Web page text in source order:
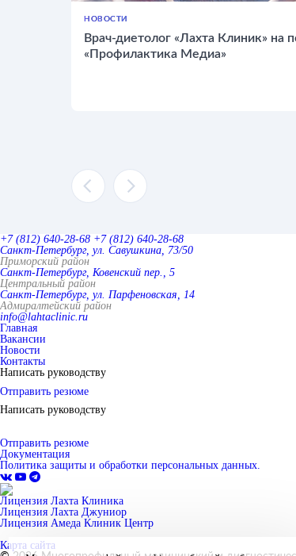
НОВОСТИ
Врач-диетолог «Лахта Клиник» на
«Профилактика Медиа»
+7 (812) 640-28-68 +7 (812) 640-28-68
Санкт-Петербург, ул. Савушкина, 73/50
Приморский район
Санкт-Петербург, Ковенский пер., 5
Центральный район
Санкт-Петербург, ул. Парфеновская, 14
Адмиралтейский район
info@lahtaclinic.ru
Главная
Вакансии
Новости
Контакты
Написать руководству
Отправить резюме
Написать руководству
Отправить резюме
Документация
Политика защиты и обработки персональных данных.
Лицензия Лахта Клиника
Лицензия Лахта Джуниор
Лицензия Амеда Клиник Центр
Карта сайта